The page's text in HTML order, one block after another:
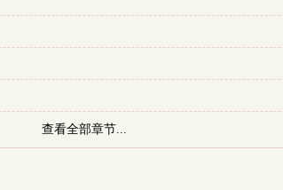
查看全部章节...